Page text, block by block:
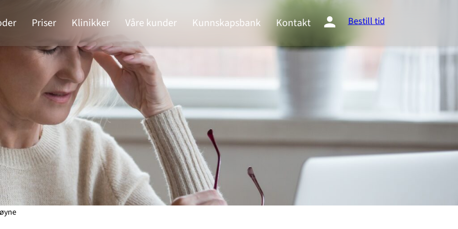
Priser Klinikker Våre kunder Kunnskapsbank Kontakt Bestill tid